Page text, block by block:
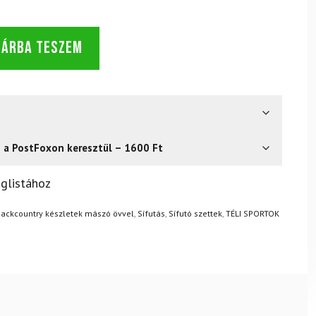
TESZEM
a PostFoxon keresztül – 1600 Ft
gond – a terméket egyszerűen visszaküldheti 14
készletek mászó övvel Sífutás Sífutó szettek, TÉLI SPORTOK